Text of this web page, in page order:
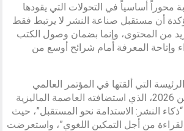
محوراً أساسياً في التحولات التي يقودها
أن مستقبل صناعة النشر لا يرتبط فقط
من المحتوى، وإنما بضمان وصول الكتب
وإتاحة المعرفة أمام شرائح أوسع من
التي ألقتها في المؤتمر العالمي
للاتحاد الدولي للناشرين 2026، الذي استضافته العاصمة الماليزية
النشر: الاستدامة نحو المستقبل”، حيث
من أجل التمكين اللغوي”، واستعرضت